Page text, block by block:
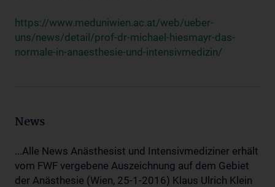
https://www.meduniwien.ac.at/web/ueber-
uns/news/detail/prof-dr-michael-hiesmayr-das-
normale-in-anaesthesie-und-intensivmedizin/
News
...Alle News Anästhesist und Intensivmediziner erhält
vom FWF vergebene Auszeichnung auf dem Gebiet
der Anästhesie (Wien, 25-1-2016) Klaus Ulrich Klein